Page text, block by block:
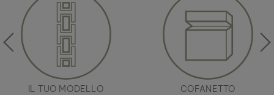
IL TUO MODELLO COFANETTO